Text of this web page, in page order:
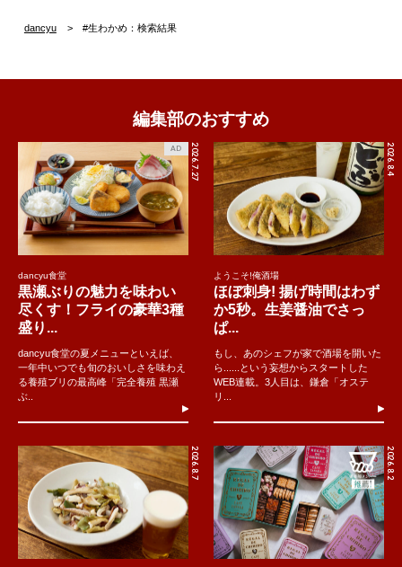
dancyu #生わかめ：検索結果
編集部のおすすめ
2026.7.27
AD
dancyu食堂
黒瀬ぶりの魅力を味わい
尽くす！フライの豪華3種
盛り...
dancyu食堂の夏メニューといえば、
一年中いつでも旬のおいしさを味わえ
る養殖ブリの最高峰「完全養殖 黒瀬
ぶ..
2026.8.4
ようこそ!俺酒場
ほぼ刺身! 揚げ時間はわず
か5秒。生姜醤油でさっ
ぱ...
もし、あのシェフが家で酒場を開いた
ら......という妄想からスタートした
WEB連載。3人目は、鎌倉「オステ
リ...
2026.8.7 2026.8.2